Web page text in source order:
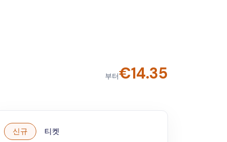
부터€14.35
신규 티켓